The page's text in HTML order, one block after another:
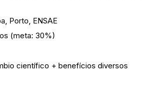
Porto, ENSAE
(meta: 30%)
científico + benefícios diversos